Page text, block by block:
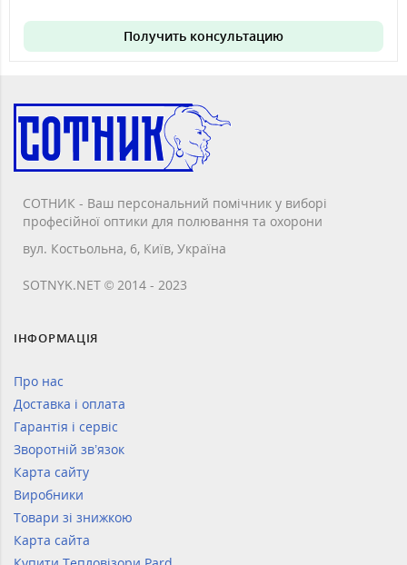
Получить консультацию
СОТНИК - Ваш персональний помічник у виборі
професійної оптики для полювання та охорони
вул. Костьольна, 6, Київ, Україна
SOTNYK.NET © 2014 - 2023
ІНФОРМАЦІЯ
Про нас
Доставка і оплата
Гарантія і сервіс
Зворотній зв’язок
Карта сайту
Виробники
Товари зі знижкою
Карта сайта